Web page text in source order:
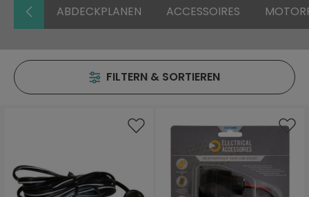
ABDECKPLANEN ACCESSOIRES
FILTERN & SORTIEREN